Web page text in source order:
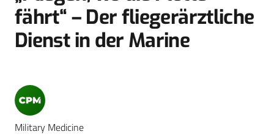
fährt“ – Der fliegerärztliche
Dienst in der Marine
Military Medicine